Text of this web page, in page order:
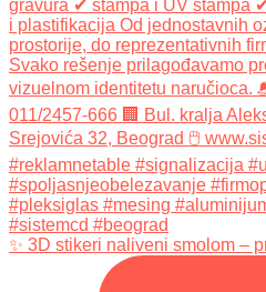
✨ 3D stikeri naliveni smolom –